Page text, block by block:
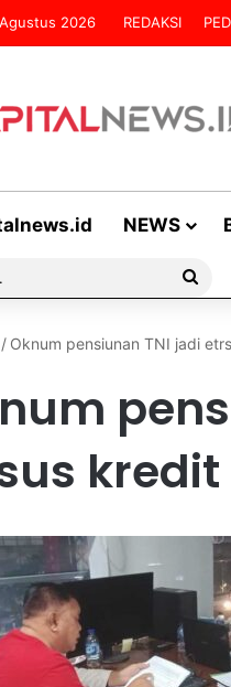
2026 REDAKSI
NEWS
Cari
/ Oknum pensiunan TNI jadi